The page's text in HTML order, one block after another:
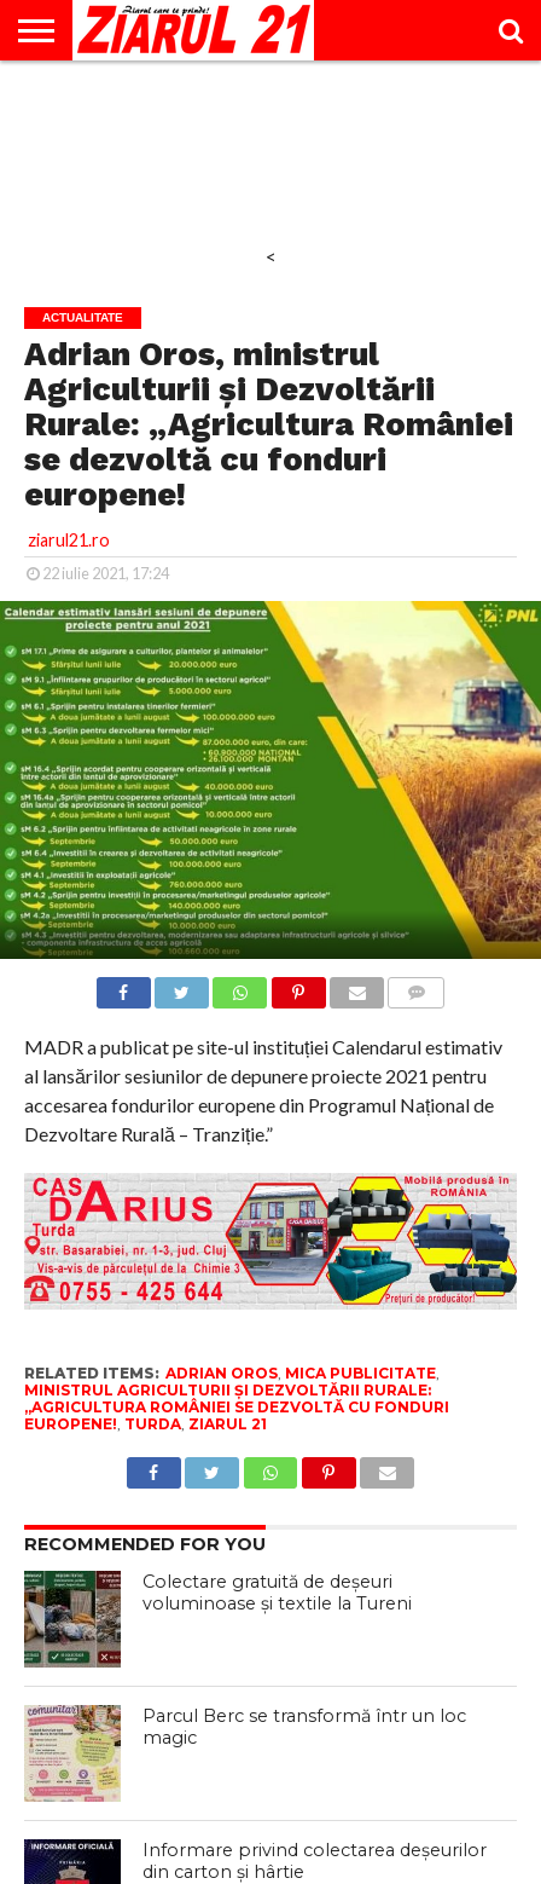
<
ACTUALITATE
Adrian Oros, ministrul
Agriculturii și Dezvoltării
Rurale: „Agricultura României
se dezvoltă cu fonduri
europene!
ziarul21.ro
22 iulie 2021, 17:24
MADR a publicat pe site-ul instituției Calendarul estimativ
al lansărilor sesiunilor de depunere proiecte 2021 pentru
accesarea fondurilor europene din Programul Național de
Dezvoltare Rurală – Tranziție.”
RELATED ITEMS: ADRIAN OROS, MICA PUBLICITATE,
MINISTRUL AGRICULTURII ȘI DEZVOLTĂRII RURALE:
„AGRICULTURA ROMÂNIEI SE DEZVOLTĂ CU FONDURI
EUROPENE! TURDA, ZIARUL 21
RECOMMENDED FOR YOU
Colectare gratuită de deșeuri
voluminoase și textile la Tureni
Parcul Berc se transformă într un loc
magic
Informare privind colectarea deșeurilor
din carton și hârtie